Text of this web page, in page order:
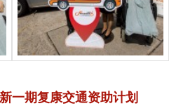
一期复康交通资助计划